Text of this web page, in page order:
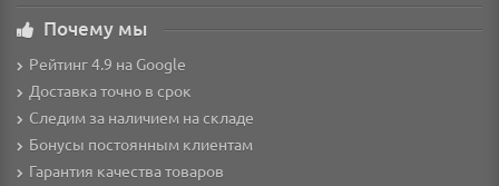
Почему мы
Рейтинг 4.9 на Google
Доставка точно в срок
Следим за наличием на складе
Бонусы постоянным клиентам
Гарантия качества товаров